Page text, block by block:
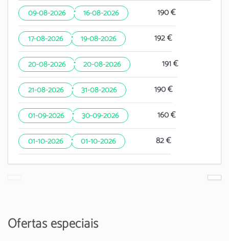
09-08-2026 · 16-08-2026 190 €
17-08-2026 · 19-08-2026 192 €
20-08-2026 · 20-08-2026 191 €
21-08-2026 · 31-08-2026 190 €
01-09-2026 · 30-09-2026 160 €
01-10-2026 · 01-10-2026 82 €
Ofertas especiais